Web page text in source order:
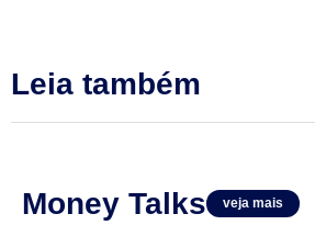
Leia também
Money Talks veja mais